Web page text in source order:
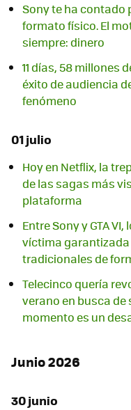
Sony te ha contado
formato físico. El
siempre: dinero
11 días, 58 millones
éxito de audiencia
fenómeno
01 julio
Hoy en Netflix, la
de las sagas más
plataforma
Entre Sony y GTA
víctima
tradicionales de
Telecinco quería
verano en busca de
momento es un
Junio 2026
30 junio